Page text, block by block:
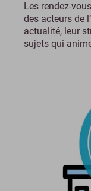
Les rendez-
des acteurs de
actualité, leur
sujets qui